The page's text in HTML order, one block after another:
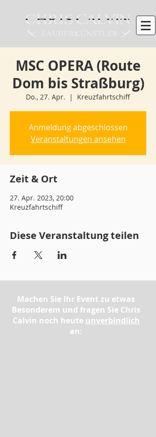
MSC OPERA (Route
Dom bis Straßburg)
Do., 27. Apr.
  |
Kreuzfahrtschiff
Anmeldung abgeschlossen
Veranstaltungen ansehen
Zeit & Ort
27. Apr. 2023, 20:00
Kreuzfahrtschiff
Diese Veranstaltung teilen
Machen Sie Ihr Event zu etwas
Besonderem und fragen Sie Chris
Calvin noch heute unverbindlich
an: